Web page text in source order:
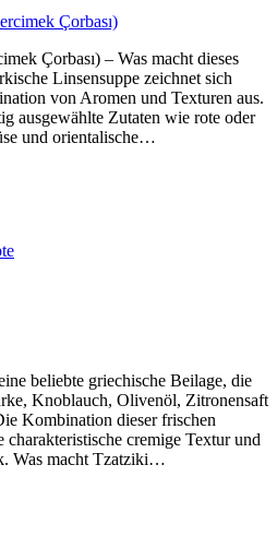
Çorbası) – Was macht dieses
Linsensuppe zeichnet sich
von Aromen und Texturen aus.
ausgewählte Zutaten wie rote oder
und orientalische…
beliebte griechische Beilage, die
Knoblauch, Olivenöl, Zitronensaft
Kombination dieser frischen
cremige Textur und
Was macht Tzatziki…